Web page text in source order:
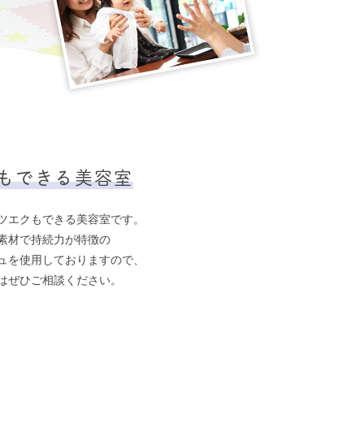
できる美容室
エクもできる美容室です。
材で持続力が特徴の
を使用しておりますので、
ぜひご相談ください。